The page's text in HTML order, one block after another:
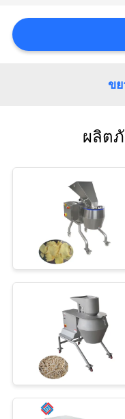
คุณภาพ
ข่าว
ขอ
แผนผัง
เว็บไซต์
ขย
ผลิต